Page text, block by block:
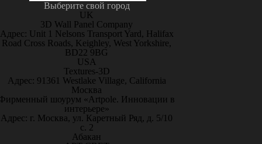
Выберите свой город
UK
3D Wall Panel Company
Адрес: Unit 1 Nelsons Transport Yard, Halifax
Road Cross Roads, Keighley, West Yorkshire,
BD22 9BG
USA
Textures-3D
Адрес: 91361 Westlake Village, California
Москва
шоурум «Artpole. Инновации в
интерьере»
Адрес: г. Москва, ул. Каретный Ряд, д. 5/10
с. 2
Абакан